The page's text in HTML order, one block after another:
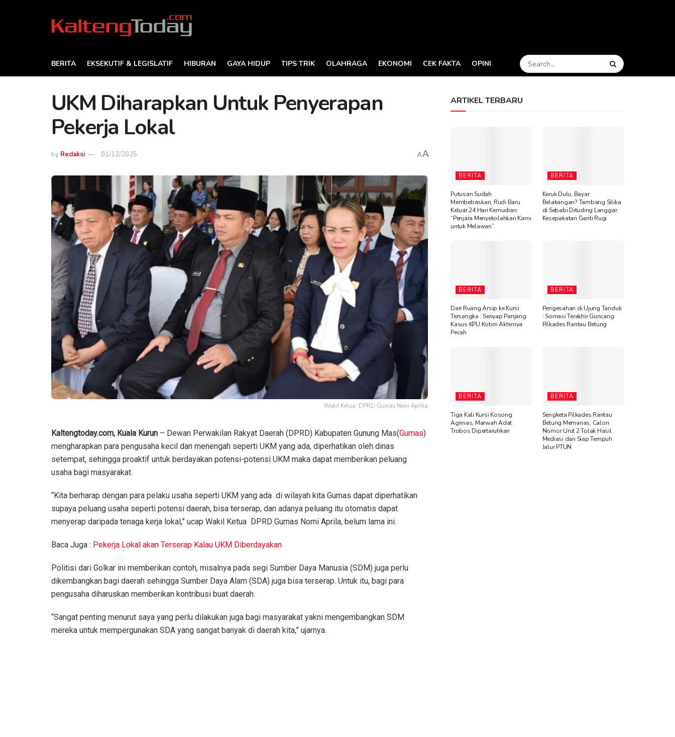
BERITA EKSEKUTIF & LEGISLATIF HIBURAN GAYA HIDUP TIPS TRIK OLAHRAGA EKONOMI CEK FAKTA OPINI
UKM Diharapkan Untuk Penyerapan
Pekerja Lokal
by Redaksi 01/12/2025 AA
Wakil Ketua DPRD Gumas Nomi Aprilia
Kaltengtoday.com, Kuala Kurun – Dewan Perwakilan Rakyat Daerah (DPRD) Kabupaten Gunung Mas(Gumas)
mengharapkan para pengusaha kecil dan menengah seperti UKM yang ada, diperhatikan oleh dinas
setempat, sehingga proaktif untuk berdayakan potensi-potensi UKM maka dapat memberikan peluang
usaha bagi masyarakat.
“Kita berharap dengan para pelaku usaha seperti UKM yang ada di wilayah kita Gumas dapat diperhatikan
supaya peluang usaha seperti potensi daerah, bisa terserap, dan adanya peluang itu otomatis dapat
menyerap daripada tenaga kerja lokal,” ucap Wakil Ketua DPRD Gumas Nomi Aprila, belum lama ini.
Baca Juga : Pekerja Lokal akan Terserap Kalau UKM Diberdayakan
Politisi dari Golkar ini memberikan contoh, misalnya pada segi Sumber Daya Manusia (SDM) juga perlu
dikembangkan bagi daerah sehingga Sumber Daya Alam (SDA) juga bisa terserap. Untuk itu, bagi para
pengusaha diharuskan memberikan kontribusi buat daerah.
“Sangat penting menurut saya yang perlu dilakukan juga bagi masyarakat yakni mengembangkan SDM
mereka untuk mempergunakan SDA yang sangat banyak di daerah kita,” ujarnya.
ARTIKEL TERBARU
BERITA
Putusan Sudah
Membebaskan, Rudi Baru
Keluar 24 Hari Kemudian:
“Penjara Menyekolahkan Kami
untuk Melawan”
BERITA
Keruk Dulu, Bayar
Belakangan? Tambang Silika
di Sebabi Dituding Langgar
Kesepakatan Ganti Rugi
BERITA
Dari Ruang Arsip ke Kursi
Tersangka : Senyap Panjang
Kasus KPU Kotim Akhirnya
Pecah
BERITA
Pengesahan di Ujung Tanduk
: Somasi Terakhir Guncang
Pilkades Rantau Betung
BERITA
Tiga Kali Kursi Kosong
Agrinas, Marwah Adat
Trobos Dipertaruhkan
BERITA
Sengketa Pilkades Rantau
Betung Memanas, Calon
Nomor Urut 2 Tolak Hasil
Mediasi dan Siap Tempuh
Jalur PTUN